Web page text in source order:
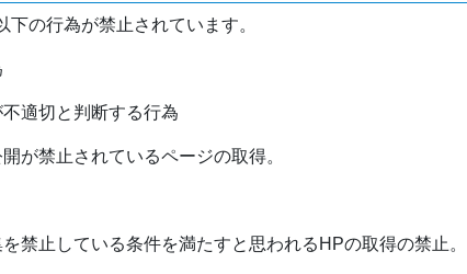
の行為が禁止されています。
適切と判断する行為
が禁止されているページの取得。
禁止している条件を満たすと思われるHPの取得の禁止。